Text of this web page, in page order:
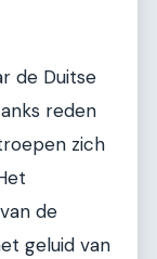
de Duitse
reden
zich
de
geluid van